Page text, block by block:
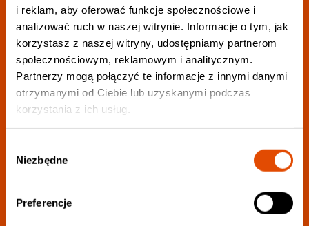
i reklam, aby oferować funkcje społecznościowe i
analizować ruch w naszej witrynie. Informacje o tym, jak
korzystasz z naszej witryny, udostępniamy partnerom
społecznościowym, reklamowym i analitycznym.
Partnerzy mogą połączyć te informacje z innymi danymi
otrzymanymi od Ciebie lub uzyskanymi podczas
korzystania z ich usług.
zgody
Niezbędne
Preferencje
Wybierz swoje ulubione gatunki w celu jak
najlepszej personalizacji newslettera:
Chcę otrzymywać informacje o wszystkich gatunkach muzycznych
Zgadzam się na przetwarzanie moich danych osobowych w zakresie